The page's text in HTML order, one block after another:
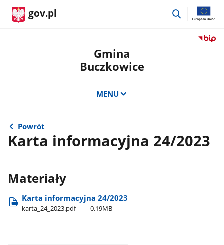
gov.pl
przejdź
Przejdź
Gmina
Buczkowice
MENU
Powrót
Karta informacyjna 24/2023
Materiały
Karta informacyjna 24/2023
karta​_24​_2023.pdf 0.19MB